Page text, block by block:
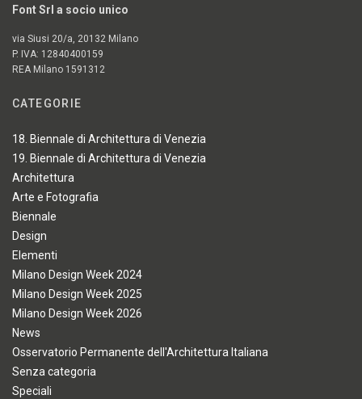
Font Srl a socio unico
via Siusi 20/a, 20132 Milano
P. IVA: 12840400159
REA Milano 1591312
CATEGORIE
18. Biennale di Architettura di Venezia
19. Biennale di Architettura di Venezia
Architettura
Arte e Fotografia
Biennale
Design
Elementi
Milano Design Week 2024
Milano Design Week 2025
Milano Design Week 2026
News
Osservatorio Permanente dell'Architettura Italiana
Senza categoria
Speciali